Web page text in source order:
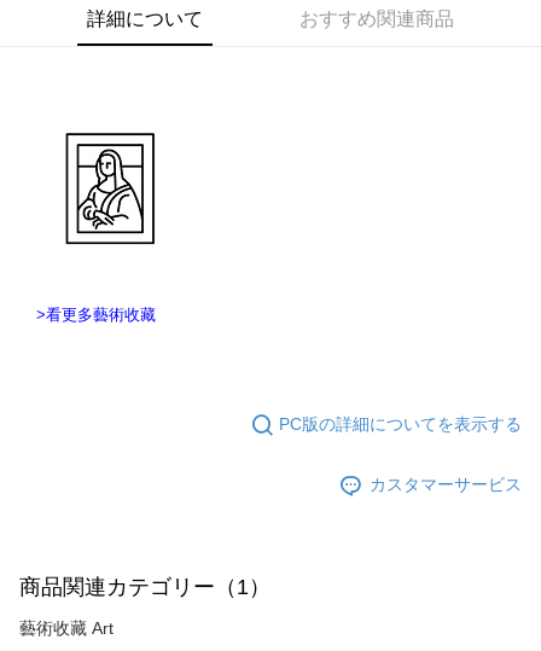
リをダウンロードして AFTEE 会員になるとお支払い期限を最長 45 日以内
まで延長できます。
を延長できますが、商品を期限内に受け取れない場合があります（例：予
約商品や商品到着日が比較的遅い商品）。そのため、商品到着の有無に関
わらず、AFTEEで指定された期限内にお支払いください。
二、支払い限度額
1.初回 AFTEEを ご利用の際に、認証結果及び当社の審査の結果に基づ
3.現在、台湾の会員のみご利用いただけます。
の氏名、電話番号、受取人の氏名、電話番号、受取人住所を含むがこれに
限らない）は、AFTEEに渡され当サービスで必要な範囲内で利用されま
ームページの『個人情報の収集、処理及び利用に関する声明』をご参照く
納金が加算されます。未成年の利用者は、事前に法定代理人または後見人
詳細について おすすめ関連商品
>看更多藝術收藏
PC版の詳細についてを表示する
カスタマーサービス
商品関連カテゴリー（1）
藝術收藏 Art